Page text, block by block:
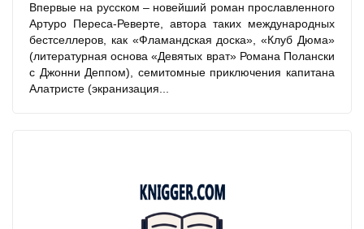
Впервые на русском – новейший роман прославленного
Артуро Переса-Реверте, автора таких международных
бестселлеров, как «Фламандская доска», «Клуб Дюма»
(литературная основа «Девятых врат» Романа Полански
с Джонни Деппом), семитомные приключения капитана
Алатристе (экранизация...